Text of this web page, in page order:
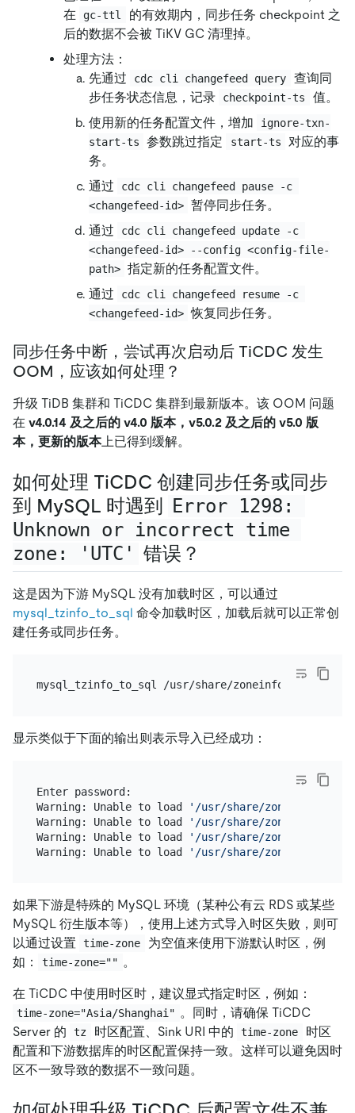
在
gc-ttl
的有效期内，同步任务 checkpoint 之
后的数据不会被 TiKV GC 清理掉。
处理方法：
先通过
cdc cli changefeed query
查询同
步任务状态信息，记录
checkpoint-ts
值。
使用新的任务配置文件，增加
ignore-txn-
start-ts
参数跳过指定 start-ts
对应的事
务。
通过
cdc cli changefeed pause -c
<changefeed-id> 暂停同步任务。
通过
cdc cli changefeed update -c
<changefeed-id> --config <config-file-
path> 指定新的任务配置文件。
通过
cdc cli changefeed resume -c
<changefeed-id> 恢复同步任务。
同步任务中断，尝试再次启动后 TiCDC 发生
OOM，应该如何处理？
升级 TiDB 集群和 TiCDC 集群到最新版本。该 OOM 问题
在 v4.0.14 及之后的 v4.0 版本，v5.0.2 及之后的 v5.0 版
本，更新的版本上已得到缓解。
如何处理 TiCDC 创建同步任务或同步
到 MySQL 时遇到
Error 1298:
Unknown or incorrect time
zone: 'UTC' 错误？
这是因为下游 MySQL 没有加载时区，可以通过
mysql_tzinfo_to_sql 命令加载时区，加载后就可以正常创
建任务或同步任务。
显示类似于下面的输出则表示导入已经成功：
Enter password:
Warning: Unable to load
'/usr/share/zoneinfo/
Warning: Unable to load
'/usr/share/zoneinfo/
Warning: Unable to load
'/usr/share/zoneinfo/
Warning: Unable to load
'/usr/share/zoneinfo/
如果下游是特殊的 MySQL 环境（某种公有云 RDS 或某些
MySQL 衍生版本等），使用上述方式导入时区失败，则可
以通过设置
time-zone
为空值来使用下游默认时区，例
如：
time-zone="" 。
在 TiCDC 中使用时区时，建议显式指定时区，例如：
time-zone="Asia/Shanghai" 。同时，请确保 TiCDC
Server 的
tz 时区配置、Sink URI 中的 time-zone
时区
配置和下游数据库的时区配置保持一致。这样可以避免因时
区不一致导致的数据不一致问题。